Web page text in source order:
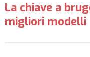
La chiave a
migliori modelli